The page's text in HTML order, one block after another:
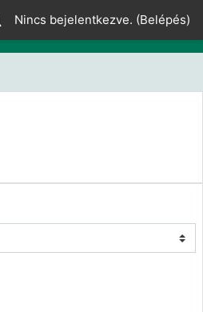
Nincs bejelentkezve. (Belépés)